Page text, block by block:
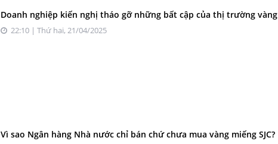
Doanh nghiệp kiến nghị tháo gỡ những bất cập của thị trường vàng
22:10 | Thứ hai, 21/04/2025
Vì sao Ngân hàng Nhà nước chỉ bán chứ chưa mua vàng miếng SJC?